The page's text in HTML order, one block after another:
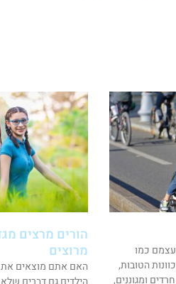
כמו
הטובות,
ומגוננים,
הורים מרצים
מרוצים
האם אתם מוצאים